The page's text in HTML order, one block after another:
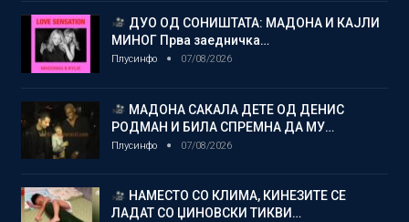
ДУО ОД СОНИШТАТА: МАДОНА И КАЈЛИ
МИНОГ Прва заедничка…
Плусинфо 07/08/2026
МАДОНА САКАЛА ДЕТЕ ОД ДЕНИС
РОДМАН И БИЛА СПРЕМНА ДА МУ…
Плусинфо 07/08/2026
НАМЕСТО СО КЛИМА, КИНЕЗИТЕ СЕ
ЛАДАТ СО ЏИНОВСКИ ТИКВИ…